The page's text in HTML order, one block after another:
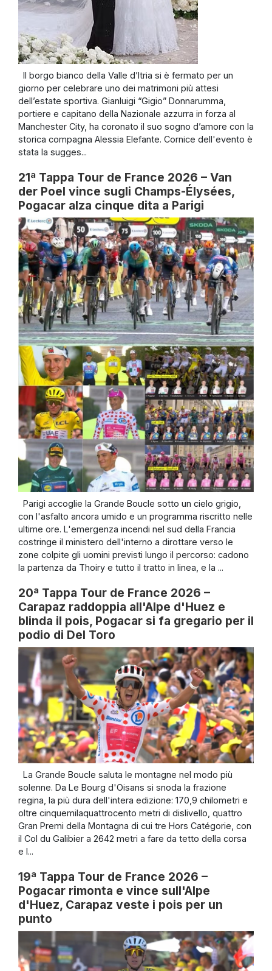
Il borgo bianco della Valle d’Itria si è fermato per un
giorno per celebrare uno dei matrimoni più attesi
dell’estate sportiva. Gianluigi “Gigio” Donnarumma,
portiere e capitano della Nazionale azzurra in forza al
Manchester City, ha coronato il suo sogno d’amore con la
storica compagna Alessia Elefante. Cornice dell'evento è
stata la sugges...
21ª Tappa Tour de France 2026 – Van
der Poel vince sugli Champs-Élysées,
Pogacar alza cinque dita a Parigi
Parigi accoglie la Grande Boucle sotto un cielo grigio,
con l'asfalto ancora umido e un programma riscritto nelle
ultime ore. L'emergenza incendi nel sud della Francia
costringe il ministero dell'interno a dirottare verso le
zone colpite gli uomini previsti lungo il percorso: cadono
la partenza da Thoiry e tutto il tratto in linea, e la ...
20ª Tappa Tour de France 2026 –
Carapaz raddoppia all'Alpe d'Huez e
blinda il pois, Pogacar si fa gregario per il
podio di Del Toro
La Grande Boucle saluta le montagne nel modo più
solenne. Da Le Bourg d'Oisans si snoda la frazione
regina, la più dura dell'intera edizione: 170,9 chilometri e
oltre cinquemilaquattrocento metri di dislivello, quattro
Gran Premi della Montagna di cui tre Hors Catégorie, con
il Col du Galibier a 2642 metri a fare da tetto della corsa
e l...
19ª Tappa Tour de France 2026 –
Pogacar rimonta e vince sull'Alpe
d'Huez, Carapaz veste i pois per un
punto